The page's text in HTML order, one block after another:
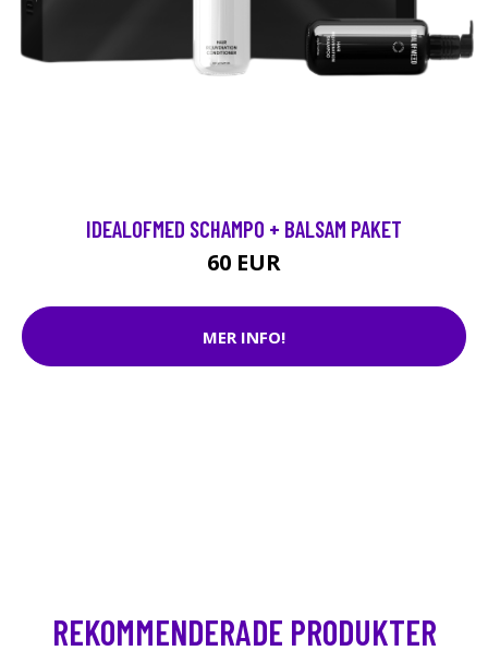
IDEALOFMED SCHAMPO + BALSAM PAKET
60 EUR
MER INFO!
REKOMMENDERADE PRODUKTER